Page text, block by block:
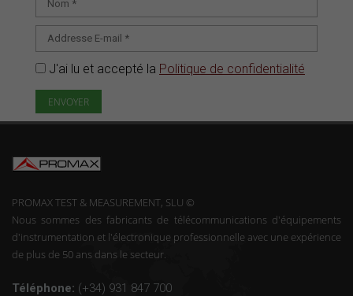
J'ai lu et accepté la Politique de confidentialité
PROMAX TEST & MEASUREMENT, SLU ©
Nous sommes des fabricants de télécommunications d'équipements
d'instrumentation et l'électronique professionnelle avec une expérience
de plus de 50 ans dans le secteur.
Téléphone: (+34) 931 847 700